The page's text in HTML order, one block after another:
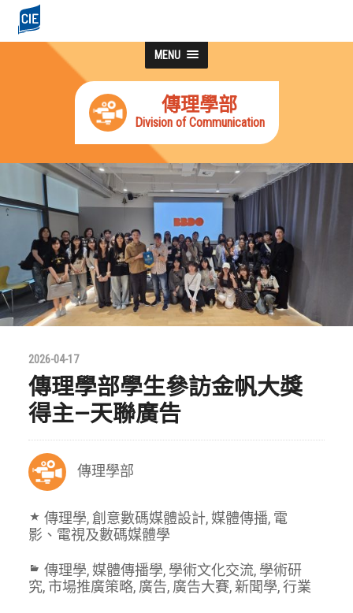
MENU
傳理學部
Division of Communication
2026-04-17
傳理學部學生參訪金帆大獎
得主—天聯廣告
傳理學部
傳理學, 創意數碼媒體設計,媒體傳播, 電
影、電視及數碼媒體學
傳理學,媒體傳播學, 學術文化交流, 學術研
究, 市場推廣策略, 廣告, 廣告大賽,新聞學,行業